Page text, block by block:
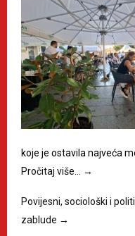
koje je ostavila najveća
Pročitaj više… →
Povijesni, sociološki i
zablude →